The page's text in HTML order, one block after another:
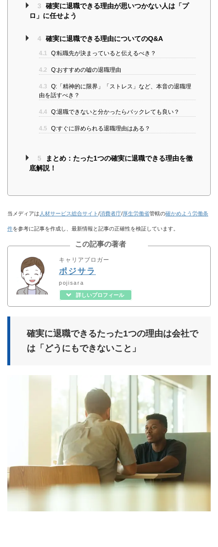
3
確実に退職できる理由が思いつかない人は「プ
ロ」に任せよう
4 確実に退職できる理由についてのQ&A
4.1 Q:転職先が決まっていると伝えるべき？
4.2 Q:おすすめの嘘の退職理由
4.3
Q:「精神的に限界」「ストレス」など、本音の退職理
由を話すべき？
4.4 Q:退職できないと分かったらバックレても良い？
4.5 Q:すぐに辞められる退職理由はある？
5
まとめ：たった1つの確実に退職できる理由を徹
底解説！
当メディアは 人材サービス総合サイト /消費者庁/厚生労働省管轄の確かめよう労働条
件を参考に記事を作成し、最新情報と記事の正確性を検証しています。
この記事の著者
キャリアブロガー
ポジサラ
pojisara
詳しいプロフィール
確実に退職できるたった1つの理由は会社で
は「どうにもできないこと」